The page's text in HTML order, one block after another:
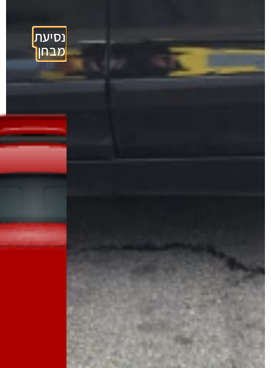
נסיעת
מבחן